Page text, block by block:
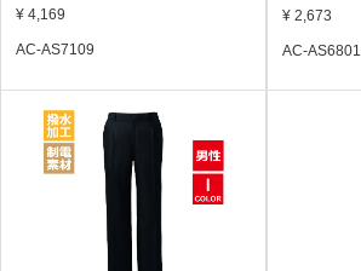
¥ 4,169
AC-AS7109
¥ 2,673
AC-AS6801